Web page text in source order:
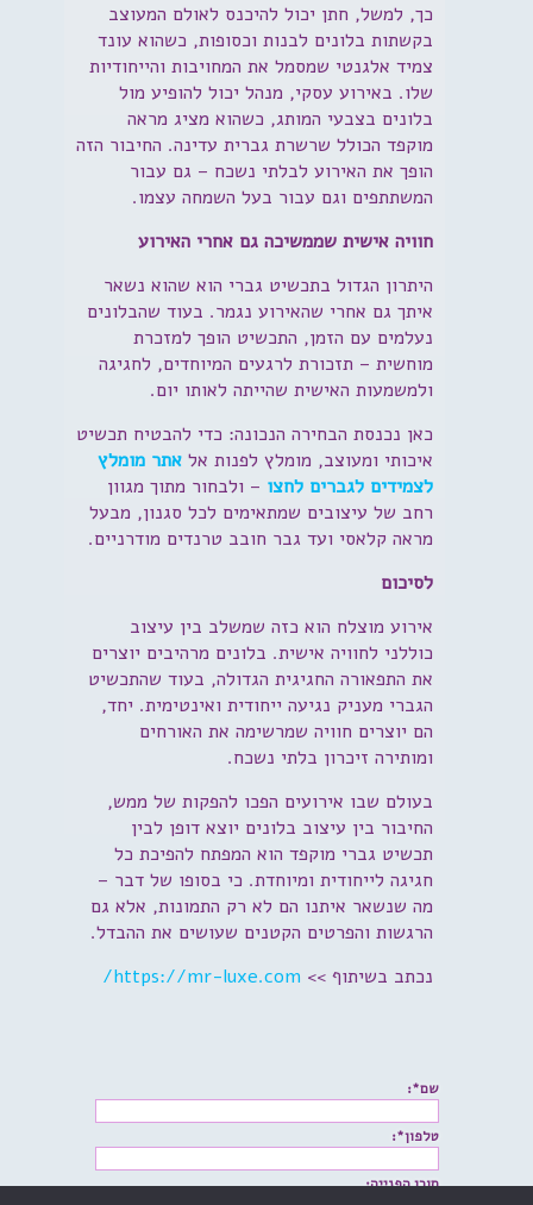
כך, למשל, חתן יכול להיכנס לאולם המעוצב
בקשתות בלונים לבנות וכסופות, כשהוא עונד
צמיד אלגנטי שמסמל את המחויבות והייחודיות
שלו. באירוע עסקי, מנהל יכול להופיע מול
בלונים בצבעי המותג, כשהוא מציג מראה
מוקפד הכולל שרשרת גברית עדינה. החיבור הזה
הופך את האירוע לבלתי נשכח – גם עבור
המשתתפים וגם עבור בעל השמחה עצמו.
חוויה אישית שממשיכה גם אחרי האירוע
היתרון הגדול בתכשיט גברי הוא שהוא נשאר
איתך גם אחרי שהאירוע נגמר. בעוד שהבלונים
נעלמים עם הזמן, התכשיט הופך למזכרת
מוחשית – תזכורת לרגעים המיוחדים, לחגיגה
ולמשמעות האישית שהייתה לאותו יום.
כאן נכנסת הבחירה הנכונה: כדי להבטיח תכשיט
איכותי ומעוצב, מומלץ לפנות אל אתר מומלץ
לצמידים לגברים לחצו – ולבחור מתוך מגוון
רחב של עיצובים שמתאימים לכל סגנון, מבעל
מראה קלאסי ועד גבר חובב טרנדים מודרניים.
לסיכום
אירוע מוצלח הוא כזה שמשלב בין עיצוב
כוללני לחוויה אישית. בלונים מרהיבים יוצרים
את התפאורה החגיגית הגדולה, בעוד שהתכשיט
הגברי מעניק נגיעה ייחודית ואינטימית. יחד,
הם יוצרים חוויה שמרשימה את האורחים
ומותירה זיכרון בלתי נשכח.
בעולם שבו אירועים הפכו להפקות של ממש,
החיבור בין עיצוב בלונים יוצא דופן לבין
תכשיט גברי מוקפד הוא המפתח להפיכת כל
חגיגה לייחודית ומיוחדת. כי בסופו של דבר –
מה שנשאר איתנו הם לא רק התמונות, אלא גם
הרגשות והפרטים הקטנים שעושים את ההבדל.
נכתב בשיתוף >> https://mr-luxe.com/
שם*:
טלפון*:
תוכן הפנייה: